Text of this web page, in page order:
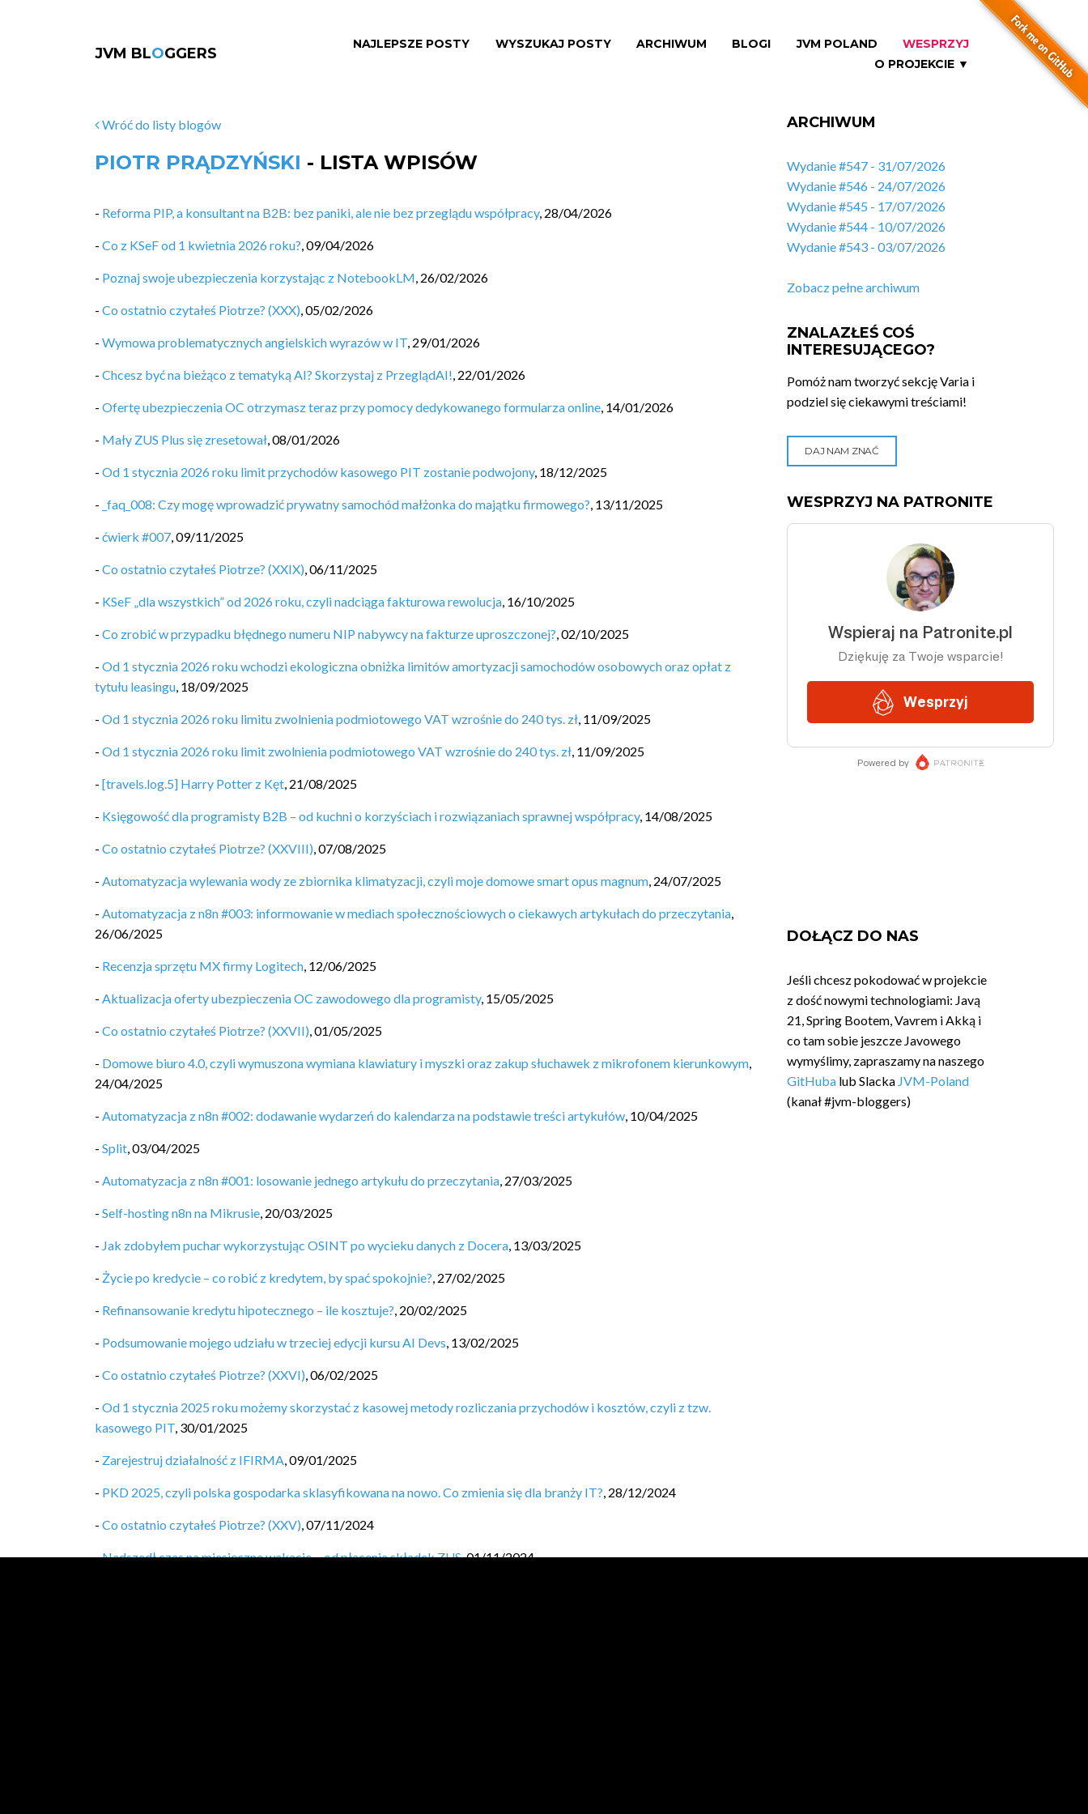
JVM BLOGGERS
NAJLEPSZE POSTY WYSZUKAJ POSTY ARCHIWUM BLOGI JVM POLAND
WESPRZYJ
O PROJEKCIE ▼
Wróć do listy blogów
PIOTR PRĄDZYŃSKI - LISTA WPISÓW
- Reforma PIP, a konsultant na B2B: bez paniki, ale nie bez przeglądu współpracy, 28/04/2026
- Co z KSeF od 1 kwietnia 2026 roku?,09/04/2026
- Poznaj swoje ubezpieczenia korzystając z NotebookLM, 26/02/2026
- Co ostatnio czytałeś Piotrze? (XXX),05/02/2026
- Wymowa problematycznych angielskich wyrazów w IT, 29/01/2026
- Chcesz być na bieżąco z tematyką AI? Skorzystaj z PrzeglądAI!, 22/01/2026
- Ofertę ubezpieczenia OC otrzymasz teraz przy pomocy dedykowanego formularza online, 14/01/2026
- Mały ZUS Plus się zresetował,08/01/2026
- Od 1 stycznia 2026 roku limit przychodów kasowego PIT zostanie podwojony, 18/12/2025
- _faq_008: Czy mogę wprowadzić prywatny samochód małżonka do majątku firmowego?, 13/11/2025
- ćwierk #007,09/11/2025
- Co ostatnio czytałeś Piotrze? (XXIX),06/11/2025
- KSeF „dla wszystkich” od 2026 roku, czyli nadciąga fakturowa rewolucja, 16/10/2025
- Co zrobić w przypadku błędnego numeru NIP nabywcy na fakturze uproszczonej?,02/10/2025
- Od 1 stycznia 2026 roku wchodzi ekologiczna obniżka limitów amortyzacji samochodów osobowych oraz opłat z
tytułu leasingu, 18/09/2025
- Od 1 stycznia 2026 roku limitu zwolnienia podmiotowego VAT wzrośnie do 240 tys. zł, 11/09/2025
- Od 1 stycznia 2026 roku limit zwolnienia podmiotowego VAT wzrośnie do 240 tys. zł, 11/09/2025
- [travels.log.5] Harry Potter z Kęt, 21/08/2025
- Księgowość dla programisty B2B – od kuchni o korzyściach i rozwiązaniach sprawnej współpracy, 14/08/2025
- Co ostatnio czytałeś Piotrze? (XXVIII),07/08/2025
- Automatyzacja wylewania wody ze zbiornika klimatyzacji, czyli moje domowe smart opus magnum, 24/07/2025
- Automatyzacja z n8n #003: informowanie w mediach społecznościowych o ciekawych artykułach do przeczytania,
26/06/2025
- Recenzja sprzętu MX firmy Logitech, 12/06/2025
- Aktualizacja oferty ubezpieczenia OC zawodowego dla programisty, 15/05/2025
- Co ostatnio czytałeś Piotrze? (XXVII),01/05/2025
- Domowe biuro 4.0, czyli wymuszona wymiana klawiatury i myszki oraz zakup słuchawek z mikrofonem kierunkowym,
24/04/2025
- Automatyzacja z n8n #002: dodawanie wydarzeń do kalendarza na podstawie treści artykułów, 10/04/2025
- Split,03/04/2025
- Automatyzacja z n8n #001: losowanie jednego artykułu do przeczytania, 27/03/2025
- Self-hosting n8n na Mikrusie, 20/03/2025
- Jak zdobyłem puchar wykorzystując OSINT po wycieku danych z Docera, 13/03/2025
- Życie po kredycie – co robić z kredytem, by spać spokojnie?, 27/02/2025
- Refinansowanie kredytu hipotecznego – ile kosztuje?, 20/02/2025
- Podsumowanie mojego udziału w trzeciej edycji kursu AI Devs, 13/02/2025
- Co ostatnio czytałeś Piotrze? (XXVI),06/02/2025
- Od 1 stycznia 2025 roku możemy skorzystać z kasowej metody rozliczania przychodów i kosztów, czyli z tzw.
kasowego PIT, 30/01/2025
- Zarejestruj działalność z IFIRMA,09/01/2025
- PKD 2025, czyli polska gospodarka sklasyfikowana na nowo. Co zmienia się dla branży IT?, 28/12/2024
- Co ostatnio czytałeś Piotrze? (XXV),07/11/2024
-Nadszedł czas na miesięczne wakacje… od płacenia składek ZUS,01/11/2024
ARCHIWUM
Wydanie #547 - 31/07/2026
Wydanie #546 - 24/07/2026
Wydanie #545 - 17/07/2026
Wydanie #544 - 10/07/2026
Wydanie #543 - 03/07/2026
Zobacz pełne archiwum
ZNALAZŁEŚ COŚ
INTERESUJĄCEGO?
Pomóż nam tworzyć sekcję Varia i
podziel się ciekawymi treściami!
DAJ NAM ZNAĆ
WESPRZYJ NA PATRONITE
DOŁĄCZ DO NAS
Jeśli chcesz pokodować w projekcie
z dość nowymi technologiami: Javą
21, Spring Bootem, Vavrem i Akką i
co tam sobie jeszcze Javowego
wymyślimy, zapraszamy na naszego
GitHuba lub Slacka JVM-Poland
(kanał #jvm-bloggers)